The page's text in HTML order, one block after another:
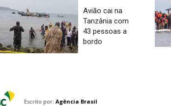
Avião cai na
Tanzânia com
43 pessoas a
bordo
Escrito por: Agência Brasil